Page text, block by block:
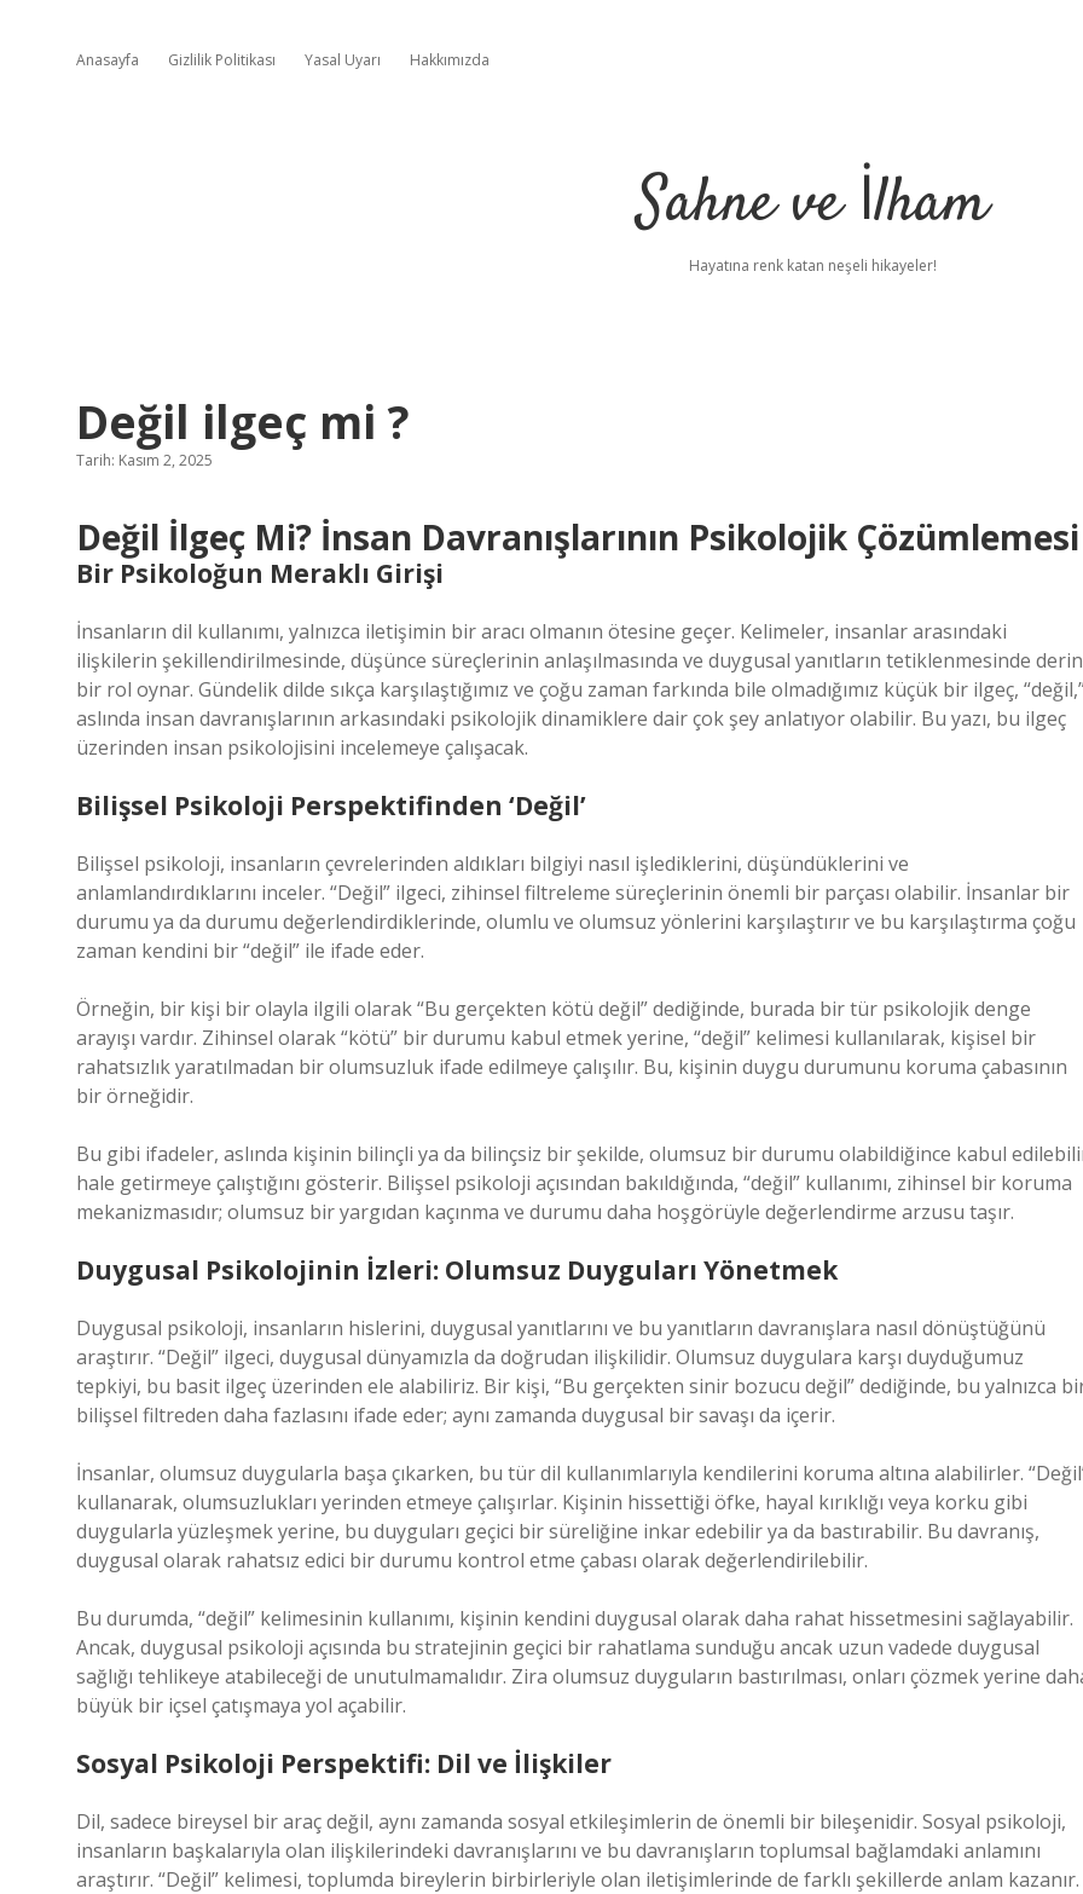
Anasayfa Gizlilik Politikası Yasal Uyarı Hakkımızda
Sahne ve İlham
Hayatına renk katan neşeli hikayeler!
Değil ilgeç mi ?
Tarih: Kasım 2, 2025
Değil İlgeç Mi? İnsan Davranışlarının Psikolojik Çözümlemesi
Bir Psikoloğun Meraklı Girişi
İnsanların dil kullanımı, yalnızca iletişimin bir aracı olmanın ötesine geçer. Kelimeler, insanlar arasındaki
ilişkilerin şekillendirilmesinde, düşünce süreçlerinin anlaşılmasında ve duygusal yanıtların tetiklenmesinde derin
bir rol oynar. Gündelik dilde sıkça karşılaştığımız ve çoğu zaman farkında bile olmadığımız küçük bir ilgeç,
aslında insan davranışlarının arkasındaki psikolojik dinamiklere dair çok şey anlatıyor olabilir. Bu yazı, bu ilgeç
üzerinden insan psikolojisini incelemeye çalışacak.
Bilişsel Psikoloji Perspektifinden ‘Değil’
Bilişsel psikoloji, insanların çevrelerinden aldıkları bilgiyi nasıl işlediklerini, düşündüklerini ve
anlamlandırdıklarını inceler. “Değil” ilgeci, zihinsel filtreleme süreçlerinin önemli bir parçası olabilir. İnsanlar bir
durumu ya da durumu değerlendirdiklerinde, olumlu ve olumsuz yönlerini karşılaştırır ve bu karşılaştırma çoğu
zaman kendini bir “değil” ile ifade eder.
Örneğin, bir kişi bir olayla ilgili olarak “Bu gerçekten kötü değil” dediğinde, burada bir tür psikolojik denge
arayışı vardır. Zihinsel olarak “kötü” bir durumu kabul etmek yerine, “değil” kelimesi kullanılarak, kişisel bir
rahatsızlık yaratılmadan bir olumsuzluk ifade edilmeye çalışılır. Bu, kişinin duygu durumunu koruma çabasının
bir örneğidir.
Bu gibi ifadeler, aslında kişinin bilinçli ya da bilinçsiz bir şekilde, olumsuz bir durumu olabildiğince kabul
hale getirmeye çalıştığını gösterir. Bilişsel psikoloji açısından bakıldığında, “değil” kullanımı, zihinsel bir koruma
mekanizmasıdır; olumsuz bir yargıdan kaçınma ve durumu daha hoşgörüyle değerlendirme arzusu taşır.
Duygusal Psikolojinin İzleri: Olumsuz Duyguları Yönetmek
Duygusal psikoloji, insanların hislerini, duygusal yanıtlarını ve bu yanıtların davranışlara nasıl dönüştüğünü
araştırır. “Değil” ilgeci, duygusal dünyamızla da doğrudan ilişkilidir. Olumsuz duygulara karşı duyduğumuz
tepkiyi, bu basit ilgeç üzerinden ele alabiliriz. Bir kişi, “Bu gerçekten sinir bozucu değil” dediğinde, bu yalnızca
bilişsel filtreden daha fazlasını ifade eder; aynı zamanda duygusal bir savaşı da içerir.
İnsanlar, olumsuz duygularla başa çıkarken, bu tür dil kullanımlarıyla kendilerini koruma altına alabilirler.
kullanarak, olumsuzlukları yerinden etmeye çalışırlar. Kişinin hissettiği öfke, hayal kırıklığı veya korku gibi
duygularla yüzleşmek yerine, bu duyguları geçici bir süreliğine inkar edebilir ya da bastırabilir. Bu davranış,
duygusal olarak rahatsız edici bir durumu kontrol etme çabası olarak değerlendirilebilir.
Bu durumda, “değil” kelimesinin kullanımı, kişinin kendini duygusal olarak daha rahat hissetmesini sağlayabilir.
Ancak, duygusal psikoloji açısında bu stratejinin geçici bir rahatlama sunduğu ancak uzun vadede duygusal
sağlığı tehlikeye atabileceği de unutulmamalıdır. Zira olumsuz duyguların bastırılması, onları çözmek yerine
büyük bir içsel çatışmaya yol açabilir.
Sosyal Psikoloji Perspektifi: Dil ve İlişkiler
Dil, sadece bireysel bir araç değil, aynı zamanda sosyal etkileşimlerin de önemli bir bileşenidir. Sosyal psikoloji,
insanların başkalarıyla olan ilişkilerindeki davranışlarını ve bu davranışların toplumsal bağlamdaki anlamını
araştırır. “Değil” kelimesi, toplumda bireylerin birbirleriyle olan iletişimlerinde de farklı şekillerde anlam kazanır.